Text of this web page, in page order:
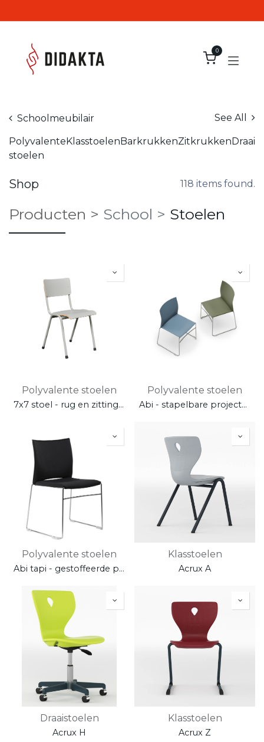
0
Schoolmeubilair See All
Polyvalente
stoelen
KlasstoelenBarkrukkenZitkrukken
Shop 118 items found.
Producten > School > Stoelen
Polyvalente stoelen
7x7 stoel - rug en zitting in laminaat
Polyvalente stoelen
Abi - stapelbare projectstoel - onderstel in chroom
Polyvalente stoelen
Abi tapi - gestoffeerde projectstoel - onderstel in chroom
Klasstoelen
Acrux A
Draaistoelen
Acrux H
Klasstoelen
Acrux Z